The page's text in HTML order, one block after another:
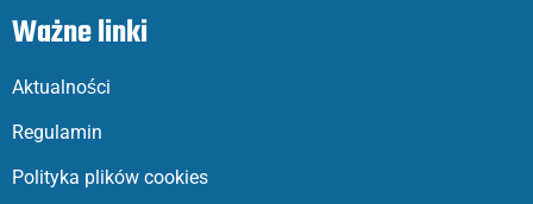
Ważne linki
Aktualności
Regulamin
Polityka plików cookies